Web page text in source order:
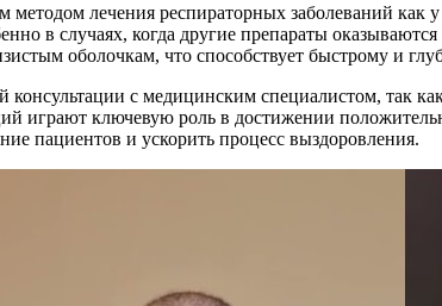
лечения респираторных заболеваний как
в случаях, когда другие препараты
оболочкам, что способствует быстрому и
с медицинским специалистом, так
играют ключевую роль в достижении
пациентов и ускорить процесс выздоровления.